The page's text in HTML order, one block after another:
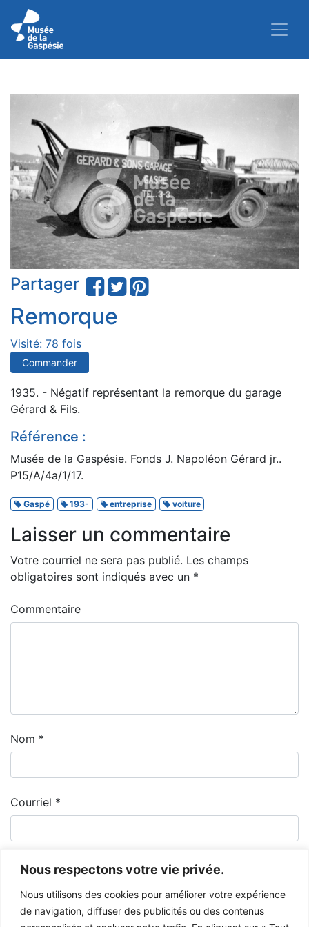
Nous respectons votre vie privée.
Nous utilisons des cookies pour améliorer votre expérience
de navigation, diffuser des publicités ou des contenus
Partager
Remorque
Visité: 78 fois
Commander
1935. - Négatif représentant la remorque du garage
Gérard & Fils.
Référence :
Musée de la Gaspésie. Fonds J. Napoléon Gérard jr..
P15/A/4a/1/17.
Gaspé 193- entreprise voiture
Laisser un commentaire
Votre courriel ne sera pas publié. Les champs
obligatoires sont indiqués avec un *
Commentaire
Nom *
Courriel *